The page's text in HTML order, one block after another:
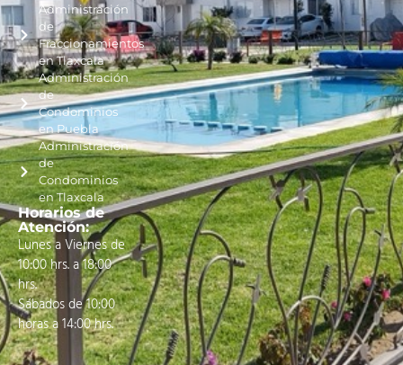
Administración
de
Fraccionamientos
en Tlaxcala
Administración
de
Condominios
en Puebla
Administración
de
Condominios
en Tlaxcala
Horarios de
Atención:
Lunes a Viernes de
10:00 hrs. a 18:00
hrs.
Sábados de 10:00
horas a 14:00 hrs.